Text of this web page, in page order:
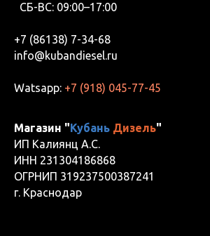
СБ-ВС: 09:00–17:00
+7 (86138) 7-34-68
info@kubandiesel.ru
Watsapp: +7 (918) 045-77-45
Магазин "Кубань Дизель"
ИП Калиянц А.С.
ИНН 231304186868
ОГРНИП 319237500387241
г. Краснодар